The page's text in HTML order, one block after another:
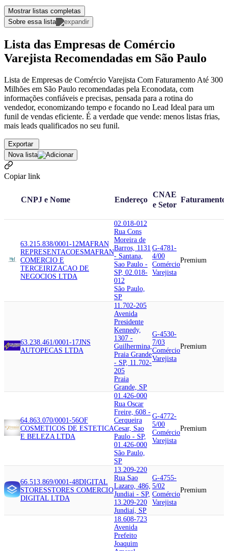
Mostrar listas completas
Sobre essa lista
Lista das Empresas de Comércio
Varejista Recomendadas em São Paulo
Lista de Empresas de Comércio Varejista Com Faturamento Até 300
Milhões em São Paulo recomendadas pela Econodata, com
informações confiáveis e precisas, pensada para a rotina do
vendedor, economizando tempo e focando no Lead Ideal para um
funil de vendas eficiente. É a verdade que vende: menos listas frias,
mais leads qualificados no seu funil.
Exportar
Nova lista
Copiar link
CNPJ e Nome Endereço
CNAE
e Setor
Faturamento
63.215.838/0001-12MAFRAN
REPRESENTACOESMAFRAN
COMERCIO E
TERCEIRIZACAO DE
NEGOCIOS LTDA
02.018-012
Rua Cons
Moreira de
Barros, 1131
- Santana,
Sao Paulo -
SP, 02.018-
012
São Paulo,
SP
G-4781-
4/00
Comércio
Varejista
Premium
63.238.461/0001-17JNS
AUTOPECAS LTDA
11.702-205
Avenida
Presidente
Kennedy,
1307 -
Guilhermina,
Praia Grande
- SP, 11.702-
205
Praia
Grande, SP
G-4530-
7/03
Comércio
Varejista
Premium
64.863.070/0001-56OF
COSMETICOS DE ESTETICA
E BELEZA LTDA
01.426-000
Rua Oscar
Freire, 608 -
Cerqueira
Cesar, Sao
Paulo - SP,
01.426-000
São Paulo,
SP
G-4772-
5/00
Comércio
Varejista
Premium
66.513.869/0001-48DIGITAL
STORESSTORES COMERCIO
DIGITAL LTDA
13.209-220
Rua Sao
Lazaro, 486,
Jundiai - SP,
13.209-220
Jundiaí, SP
G-4755-
5/02
Comércio
Varejista
Premium
18.608-723
Avenida
Prefeito
Joaquim